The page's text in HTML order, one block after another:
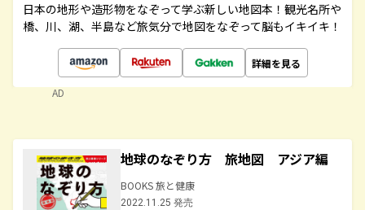
日本の地形や造形物をなぞって学ぶ新しい地図本！観光名所や
橋、川、湖、半島など旅気分で地図をなぞって脳もイキイキ！
詳細を見る
AD
地球のなぞり方 旅地図 アジア編
BOOKS 旅と健康
2022.11.25 発売